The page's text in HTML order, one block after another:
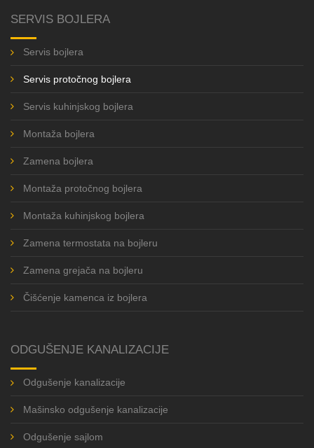
SERVIS BOJLERA
Servis bojlera
Servis protočnog bojlera
Servis kuhinjskog bojlera
Montaža bojlera
Zamena bojlera
Montaža protočnog bojlera
Montaža kuhinjskog bojlera
Zamena termostata na bojleru
Zamena grejača na bojleru
Čišćenje kamenca iz bojlera
ODGUŠENJE KANALIZACIJE
Odgušenje kanalizacije
Mašinsko odgušenje kanalizacije
Odgušenje sajlom